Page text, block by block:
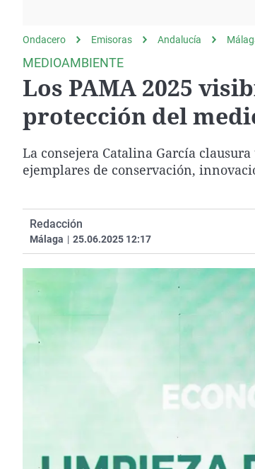
gato
Operación
Negra
Ondacero Emisoras Andalucía
MEDIOAMBIENTE
Los PAMA 2025
protección del
La consejera Catalina García
ejemplares de conservación,
Redacción
Málaga | 25.06.2025 12:17